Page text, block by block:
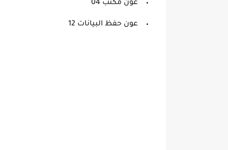
عون مكتب 04
عون حفظ البيانات 12